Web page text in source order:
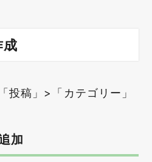
投稿」>「カテゴリー」
加